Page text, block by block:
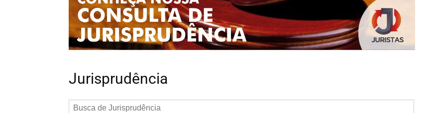
Jurisprudência